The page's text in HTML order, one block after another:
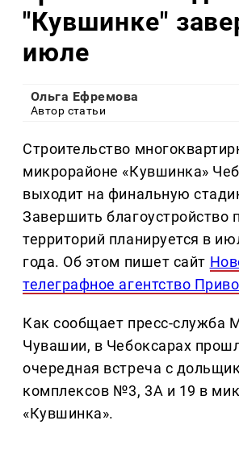
"Кувшинке"
июле
Ольга Ефремова
Автор статьи
Строительство
микрорайоне «Кувшинка»
выходит на финальную
Завершить благоустройство
территорий планируется в
года. Об этом пишет сайт
телеграфное агентство
Как сообщает пресс-служба
Чувашии, в Чебоксарах
очередная встреча с
комплексов №3, 3А и 19 в
«Кувшинка».